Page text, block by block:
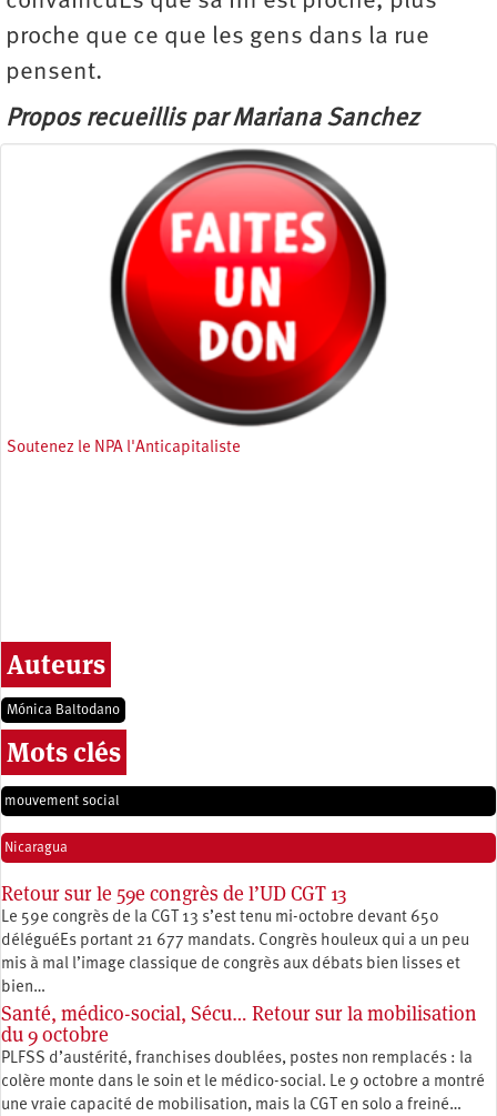
proche que ce que les gens dans la rue
pensent.
Propos recueillis par Mariana Sanchez
Soutenez le NPA l'Anticapitaliste
Auteurs
Mónica Baltodano
Mots clés
mouvement social
Nicaragua
Retour sur le 59e congrès de l’UD CGT 13
Le 59e congrès de la CGT 13 s’est tenu mi-octobre devant 650
déléguéEs portant 21 677 mandats. Congrès houleux qui a un peu
mis à mal l’image classique de congrès aux débats bien lisses et
bien…
Santé, médico-social, Sécu… Retour sur la mobilisation
du 9 octobre
PLFSS d’austérité, franchises doublées, postes non remplacés : la
colère monte dans le soin et le médico-social. Le 9 octobre a montré
une vraie capacité de mobilisation, mais la CGT en solo a freiné…